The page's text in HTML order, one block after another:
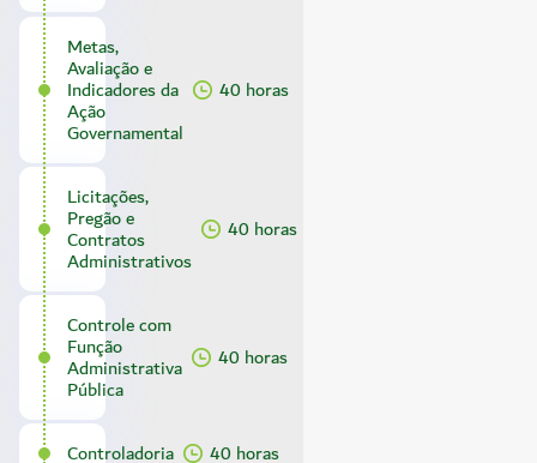
Metas,
Avaliação e
Indicadores da
Ação
Governamental
40 horas
Licitações,
Pregão e
Contratos
Administrativos
40 horas
Controle com
Função
Administrativa
Pública
40 horas
Controladoria 40 horas